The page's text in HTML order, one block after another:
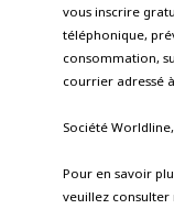
vous inscrire
téléphonique,
consommation,
courrier adressé
Société Worldline,
Pour en savoir
veuillez